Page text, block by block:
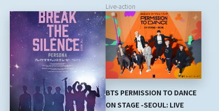
Live-action
BTS PERMISSION TO DANCE
ON STAGE -SEOUL: LIVE